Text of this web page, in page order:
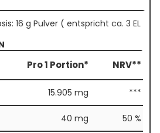
16 g Pulver ( entspricht ca. 3 EL
Pro 1 Portion* NRV**
15.905 mg ***
40 mg 50 %